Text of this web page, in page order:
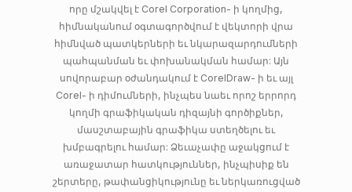
որը մշակվել է Corel Corporation- ի կողմից,
հիմնականում օգտագործվում է վեկտորի վրա
հիմնված պատկերների եւ նկարազարդումների
պահպանման եւ փոխանակման համար: Այն
սովորաբար օժանդակում է CorelDraw- ի եւ այլ
Corel- ի դիմումների, ինչպես նաեւ որոշ երրորդ
կողմի գրաֆիկական դիզայնի գործիքներ,
մասշտաբային գրաֆիկա ստեղծելու եւ
խմբագրելու համար: Ձեւաչափը աջակցում է
առաջատար հատկություններ, ինչպիսիք են
շերտերը, թափանցիկությունը եւ ներկառուցված